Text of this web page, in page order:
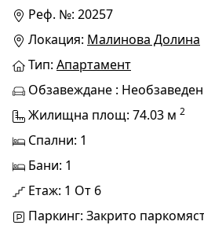
Реф. №: 20257
Локация: Малинова Долина
Тип: Апартамент
Обзавеждане : Необзаведен
Жилищна площ: 74.03 м 2
Спални: 1
Бани: 1
Етаж: 1 От 6
Паркинг: Закрито